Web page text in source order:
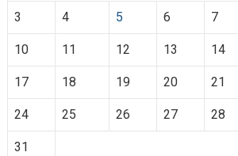
3 4 5 6 7
10 11 12 13 14
17 18 19 20 21
24 25 26 27 28
31